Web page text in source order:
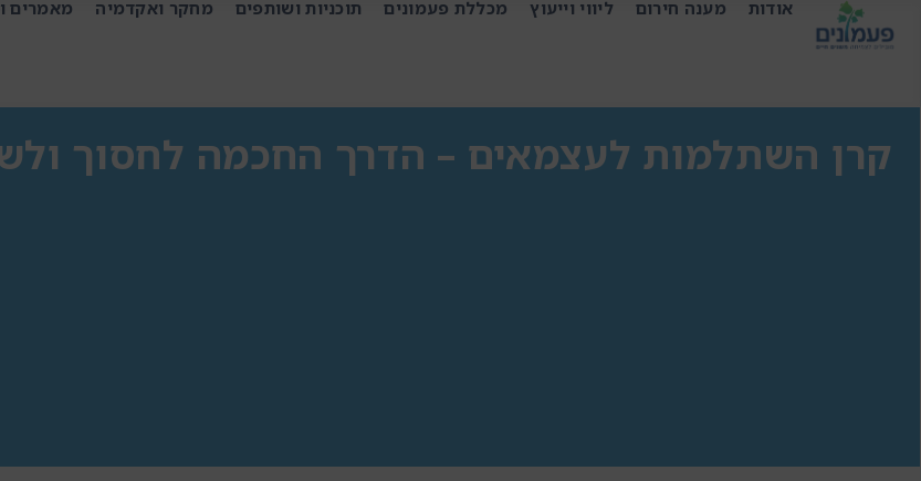
אודות מענה חירום ליווי וייעוץ מכללת פעמונים תוכניות ושותפים מחקר ואקדמיה מאמרים
קרן השתלמות לעצמאים – הדרך החכמה לחסוך